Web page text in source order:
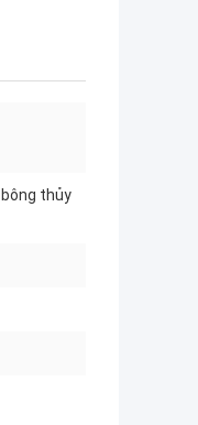
thủy